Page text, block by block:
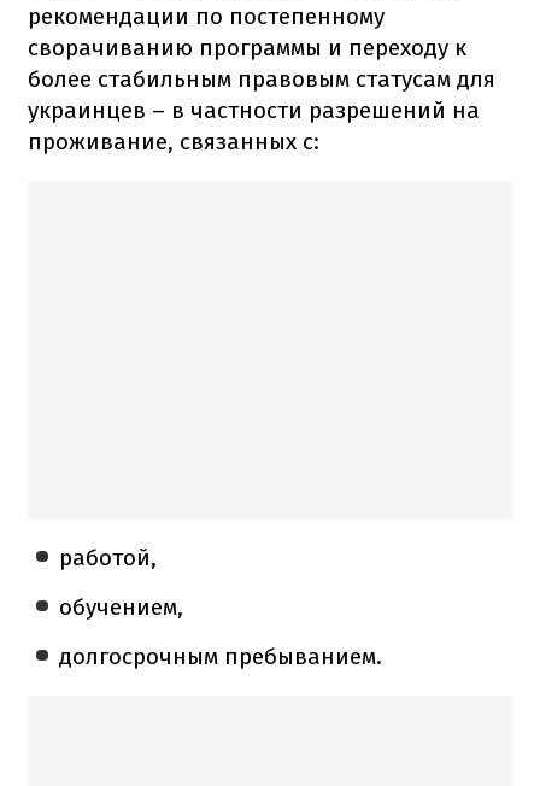
рекомендации по постепенному
сворачиванию программы и переходу к
более стабильным правовым статусам для
украинцев – в частности разрешений на
проживание, связанных с:
работой,
обучением,
долгосрочным пребыванием.